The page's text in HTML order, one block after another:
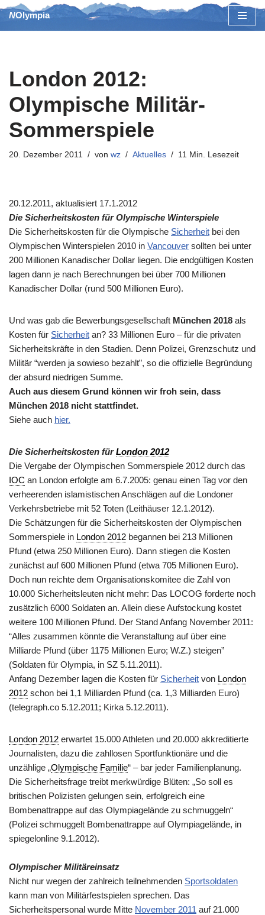
Zum
NOlympia
London 2012:
Olympische Militär-
Sommerspiele
20. Dezember 2011 von wz Aktuelles 11 Min. Lesezeit
20.12.2011, aktualisiert 17.1.2012
Die Sicherheitskosten für Olympische Winterspiele
Die Sicherheitskosten für die Olympische Sicherheit bei den
Olympischen Winterspielen 2010 in Vancouver sollten bei unter
200 Millionen Kanadischer Dollar liegen. Die endgültigen Kosten
lagen dann je nach Berechnungen bei über 700 Millionen
Kanadischer Dollar (rund 500 Millionen Euro).
Und was gab die Bewerbungsgesellschaft München 2018 als
Kosten für Sicherheit an? 33 Millionen Euro – für die privaten
Sicherheitskräfte in den Stadien. Denn Polizei, Grenzschutz und
Militär “werden ja sowieso bezahlt”, so die offizielle Begründung
der absurd niedrigen Summe.
Auch aus diesem Grund können wir froh sein, dass
München 2018 nicht stattfindet.
Siehe auch hier.
Die Sicherheitskosten fürLondon 2012
Die Vergabe der Olympischen Sommerspiele 2012 durch das
IOC an London erfolgte am 6.7.2005: genau einen Tag vor den
verheerenden islamistischen Anschlägen auf die Londoner
Verkehrsbetriebe mit 52 Toten (Leithäuser 12.1.2012).
Die Schätzungen für die Sicherheitskosten der Olympischen
Sommerspiele in London 2012 begannen bei 213 Millionen
Pfund (etwa 250 Millionen Euro). Dann stiegen die Kosten
zunächst auf 600 Millionen Pfund (etwa 705 Millionen Euro).
Doch nun reichte dem Organisationskomitee die Zahl von
10.000 Sicherheitsleuten nicht mehr: Das LOCOG forderte noch
zusätzlich 6000 Soldaten an. Allein diese Aufstockung kostet
weitere 100 Millionen Pfund. Der Stand Anfang November 2011:
“Alles zusammen könnte die Veranstaltung auf über eine
Milliarde Pfund (über 1175 Millionen Euro; W.Z.) steigen”
(Soldaten für Olympia, in SZ 5.11.2011).
Anfang Dezember lagen die Kosten für Sicherheit von London
2012 schon bei 1,1 Milliarden Pfund (ca. 1,3 Milliarden Euro)
(telegraph.co 5.12.2011; Kirka 5.12.2011).
London 2012 erwartet 15.000 Athleten und 20.000 akkreditierte
Journalisten, dazu die zahllosen Sportfunktionäre und die
unzählige „Olympische Familie“ – bar jeder Familienplanung.
Die Sicherheitsfrage treibt merkwürdige Blüten: „So soll es
britischen Polizisten gelungen sein, erfolgreich eine
Bombenattrappe auf das Olympiagelände zu schmuggeln“
(Polizei schmuggelt Bombenattrappe auf Olympiagelände, in
spiegelonline 9.1.2012).
Olympischer Militäreinsatz
Nicht nur wegen der zahlreich teilnehmenden Sportsoldaten
kann man von Militärfestspielen sprechen. Das
Sicherheitspersonal wurde Mitte November 2011 auf 21.000